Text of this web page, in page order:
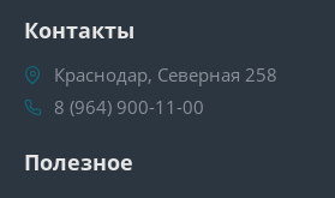
Контакты
Краснодар, Северная 258
8 (964) 900-11-00
Полезное